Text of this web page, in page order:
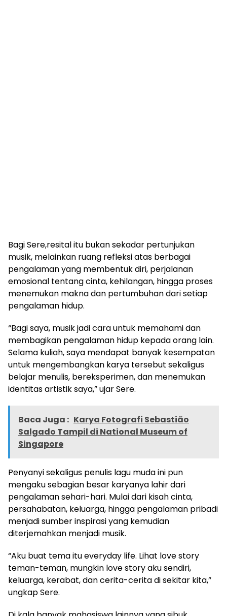
Bagi Sere,resital itu bukan sekadar pertunjukan
musik, melainkan ruang refleksi atas berbagai
pengalaman yang membentuk diri, perjalanan
emosional tentang cinta, kehilangan, hingga proses
menemukan makna dan pertumbuhan dari setiap
pengalaman hidup.
“Bagi saya, musik jadi cara untuk memahami dan
membagikan pengalaman hidup kepada orang lain.
Selama kuliah, saya mendapat banyak kesempatan
untuk mengembangkan karya tersebut sekaligus
belajar menulis, bereksperimen, dan menemukan
identitas artistik saya,” ujar Sere.
Baca Juga : Karya Fotografi Sebastião
Salgado Tampil di National Museum of
Singapore
Penyanyi sekaligus penulis lagu muda ini pun
mengaku sebagian besar karyanya lahir dari
pengalaman sehari-hari. Mulai dari kisah cinta,
persahabatan, keluarga, hingga pengalaman pribadi
menjadi sumber inspirasi yang kemudian
diterjemahkan menjadi musik.
“Aku buat tema itu everyday life. Lihat love story
teman-teman, mungkin love story aku sendiri,
keluarga, kerabat, dan cerita-cerita di sekitar kita,”
ungkap Sere.